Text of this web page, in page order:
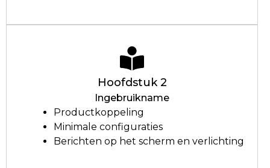
Hoofdstuk 2
Ingebruikname
Productkoppeling
Minimale configuraties
Berichten op het scherm en verlichting